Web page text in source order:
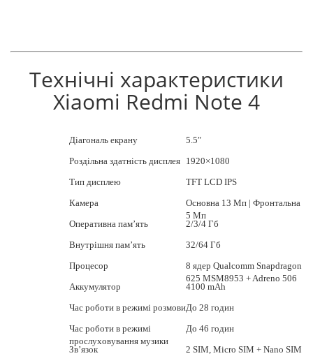
Технічні характеристики
Xiaomi Redmi Note 4
Діагональ екрану
Роздільна здатність дисплея
Тип дисплею
Камера
Оперативна пам’ять
Внутрішня пам’ять
Процесор
Аккумулятор
Час роботи в режимі розмови
Час роботи в режимі
прослуховування музики
Зв’язок
5.5″
1920×1080
TFT LCD IPS
Основна 13 Мп | Фронтальна
5 Мп
2/3/4 Гб
32/64 Гб
8 ядер Qualcomm Snapdragon
625 MSM8953 + Adreno 506
4100 mAh
До 28 годин
До 46 годин
2 SIM, Micro SIM + Nano SIM